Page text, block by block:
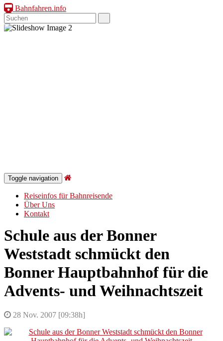
Bahnfahren.info
Toggle navigation
Reiseinfos für Bahnreisende
Über Uns
Kontakt
Schule aus der Bonner
Weststadt schmückt den
Bonner Hauptbahnhof für die
Advents- und Weihnachtszeit
28 Nov. 2007 [09:38h]